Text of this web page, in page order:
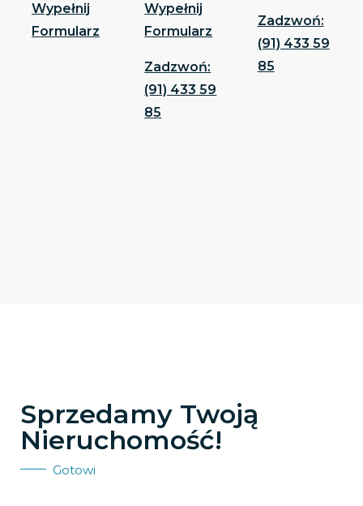
Wypełnij
Formularz
Wypełnij
Formularz
Zadzwoń:
(91) 433 59
85
Zadzwoń:
(91) 433 59
85
Sprzedamy Twoją
Nieruchomość!
Gotowi